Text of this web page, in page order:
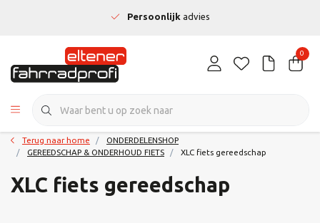
Persoonlijkadvies
0
Terug naar home
ONDERDELENSHOP
GEREEDSCHAP & ONDERHOUD FIETS
XLC fiets gereedschap
XLC fiets gereedschap